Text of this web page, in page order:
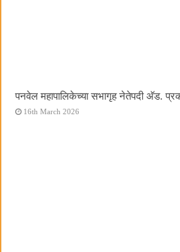
पनवेल महापालिकेच्या सभागृह नेतेपदी अ‍ॅड.
16th March 2026